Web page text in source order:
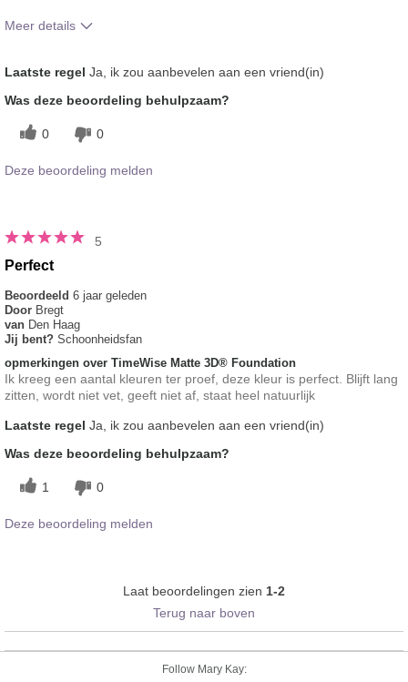
Meer details
met andere door je gebruikte merken
decoratieve make-up?
Laatste regel Ja, ik zou aanbevelen aan een vriend(in)
Was deze beoordeling behulpzaam?
0 0
Deze beoordeling melden
5
Perfect
Beoordeeld 6 jaar geleden
Door Bregt
van Den Haag
Jij bent? Schoonheidsfan
opmerkingen over TimeWise Matte 3D® Foundation
Ik kreeg een aantal kleuren ter proef, deze kleur is perfect. Blijft lang
zitten, wordt niet vet, geeft niet af, staat heel natuurlijk
Laatste regel Ja, ik zou aanbevelen aan een vriend(in)
Was deze beoordeling behulpzaam?
1 0
Deze beoordeling melden
Laat beoordelingen zien 1-2
Terug naar boven
Follow Mary Kay: